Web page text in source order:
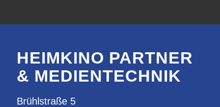
HEIMKINO PARTNER
& MEDIENTECHNIK
Brühlstraße 5